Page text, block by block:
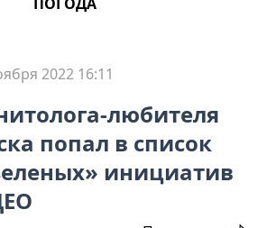
2022 16:11
любителя
попал в список
инициатив